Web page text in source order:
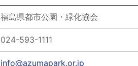
福島県都市公園・緑化協会
024-593-1111
info@azumapark.or.jp